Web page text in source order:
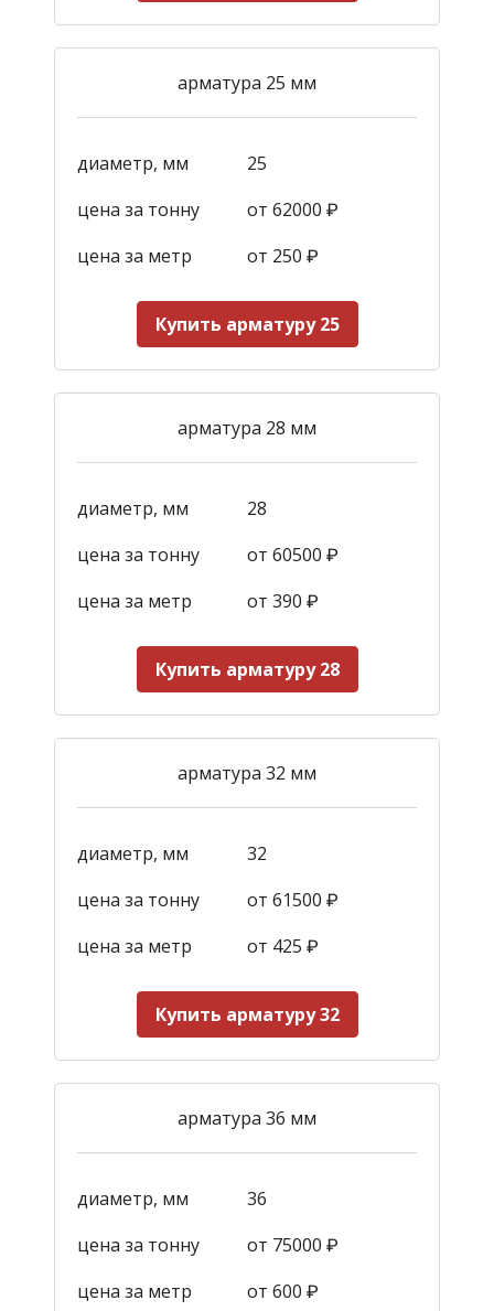
арматура 25 мм
диаметр, мм
25
цена за тонну
от 62000 ₽
цена за метр
от 250 ₽
Купить арматуру 25
арматура 28 мм
диаметр, мм
28
цена за тонну
от 60500 ₽
цена за метр
от 390 ₽
Купить арматуру 28
арматура 32 мм
диаметр, мм
32
цена за тонну
от 61500 ₽
цена за метр
от 425 ₽
Купить арматуру 32
арматура 36 мм
диаметр, мм
36
цена за тонну
от 75000 ₽
цена за метр
от 600 ₽